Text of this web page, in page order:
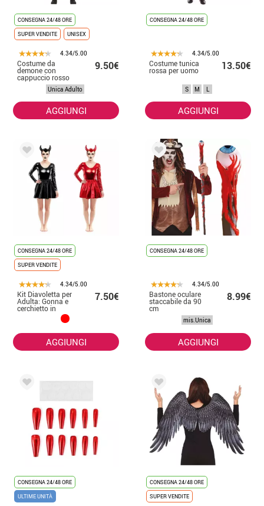
CONSEGNA 24/48 ORE
SUPER VENDITE
UNISEX
4.34/5.00
Costume da
demone con
cappuccio rosso
per adulti
9.50€
Unica Adulto
AGGIUNGI
CONSEGNA 24/48 ORE
4.34/5.00
Costume tunica
rossa per uomo 13.50€
S M L
AGGIUNGI
CONSEGNA 24/48 ORE
SUPER VENDITE
4.34/5.00
Kit Diavoletta per
Adulta: Gonna e
cerchietto in
7.50€
AGGIUNGI
CONSEGNA 24/48 ORE
4.34/5.00
Bastone oculare
staccabile da 90
cm
8.99€
mis.Unica
AGGIUNGI
CONSEGNA 24/48 ORE
ULTIME UNITÀ
CONSEGNA 24/48 ORE
SUPER VENDITE